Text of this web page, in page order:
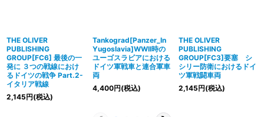
THE OLIVER
PUBLISHING
GROUP[FC6] 最後の一
発に ３つの戦線におけ
るドイツの戦争 Part.2-
イタリア戦線
2,145円(税込)
Tankograd[Panzer_In
Yugoslavia]WWII時の
ユーゴスラビアにおける
ドイツ軍戦車と連合軍車
両
4,400円(税込)
THE OLIVER
PUBLISHING
GROUP[FC3]要塞 シ
シリー防衛におけるドイ
ツ軍戦闘車両
2,145円(税込)